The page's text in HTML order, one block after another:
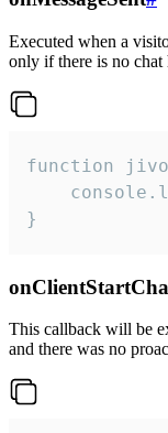
Executed when a
only if there is no chat
function
}
This callback will be
and there was no